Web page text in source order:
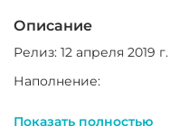
Описание
Релиз: 12 апреля 2019 г.
Наполнение:
фотобук (76 стр.)
Показать полностью